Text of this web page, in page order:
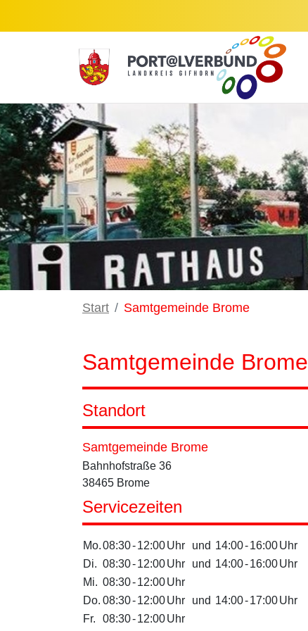
Start Samtgemeinde Brome
Samtgemeinde Brome
Standort
Samtgemeinde Brome
Bahnhofstraße 36
38465 Brome
Servicezeiten
Mo.08:30-12:00Uhr und 14:00-16:00Uhr
Di. 08:30-12:00Uhr und 14:00-16:00Uhr
Mi. 08:30-12:00Uhr
Do. 08:30-12:00Uhr und 14:00-17:00Uhr
Fr.
08:30-12:00Uhr